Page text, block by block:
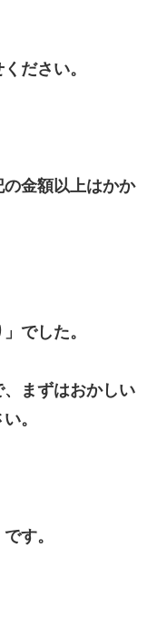
ださい。
金額以上はかか
でした。
まずはおかしい
。
す。